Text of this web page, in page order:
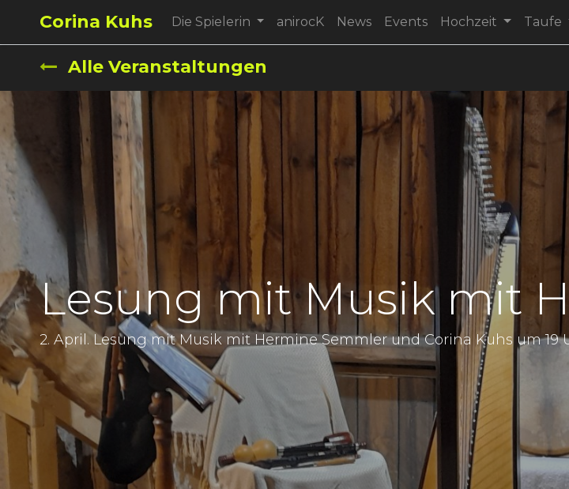
Corina Kuhs Die Spielerin anirocK News Events Hochzeit Taufe
Alle Veranstaltungen
Lesung mit Musik mit
2. April. Lesung mit Musik mit Hermine Semmler und Corina Kuhs um